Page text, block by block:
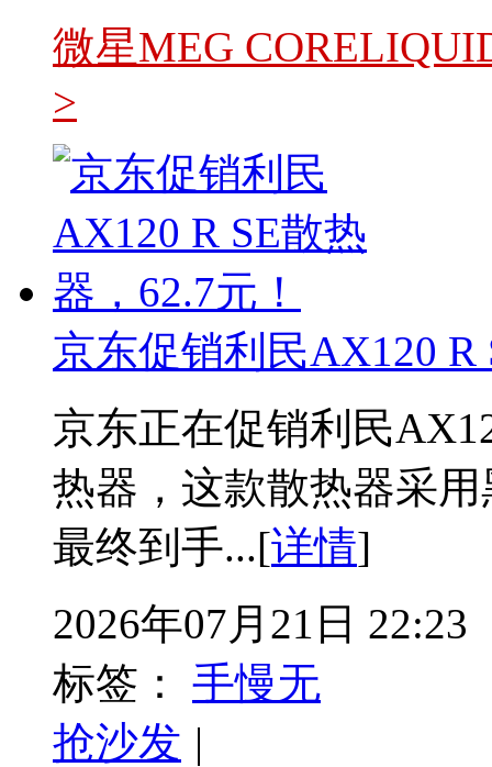
微星MEG
>
京东促销利民AX120 R
京东正在促销利民
热器，这款散热器采
最终到手...[详情]
2026年07月21日 22:23
标签：
手慢无
抢沙发 |